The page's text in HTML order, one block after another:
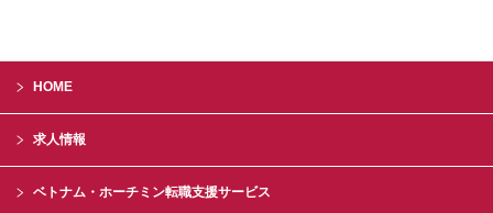
HOME
求人情報
ベトナム・ホーチミン転職支援サービス